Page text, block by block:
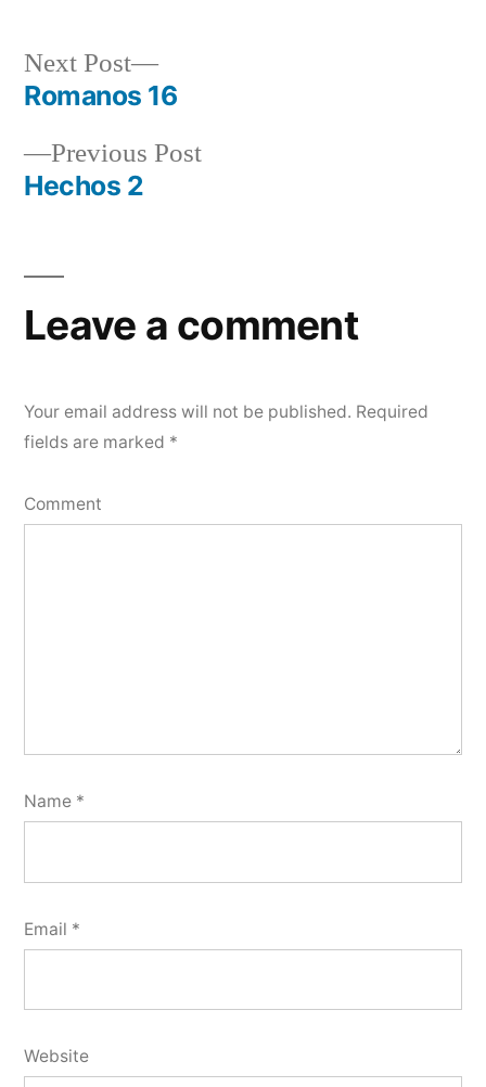
Post
navigation
Previous PostPrevious
Hechos 2
Next Post
Next
post:
Romanos 16
Leave a comment
Your email address will not be published. Required
fields are marked *
Comment
Name *
Email *
Website